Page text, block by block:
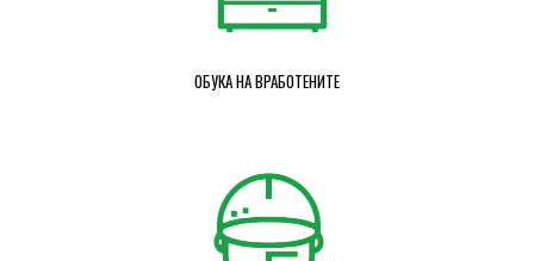
ОБУКА НА ВРАБОТЕНИТЕ